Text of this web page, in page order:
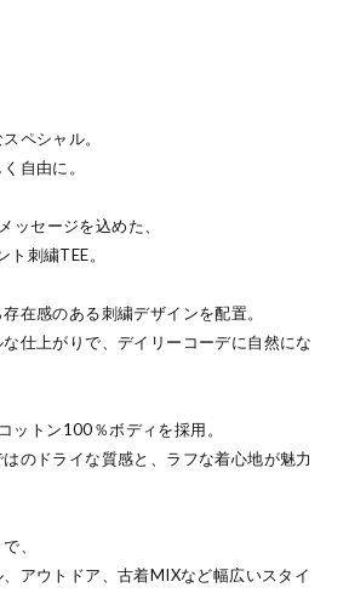
ペシャル。
自由に。
ッセージを込めた、
刺繍TEE。
在感のある刺繍デザインを配置。
仕上がりで、デイリーコーデに自然にな
ットン100％ボディを採用。
のドライな質感と、ラフな着心地が魅力
、
アウトドア、古着MIXなど幅広いスタイ